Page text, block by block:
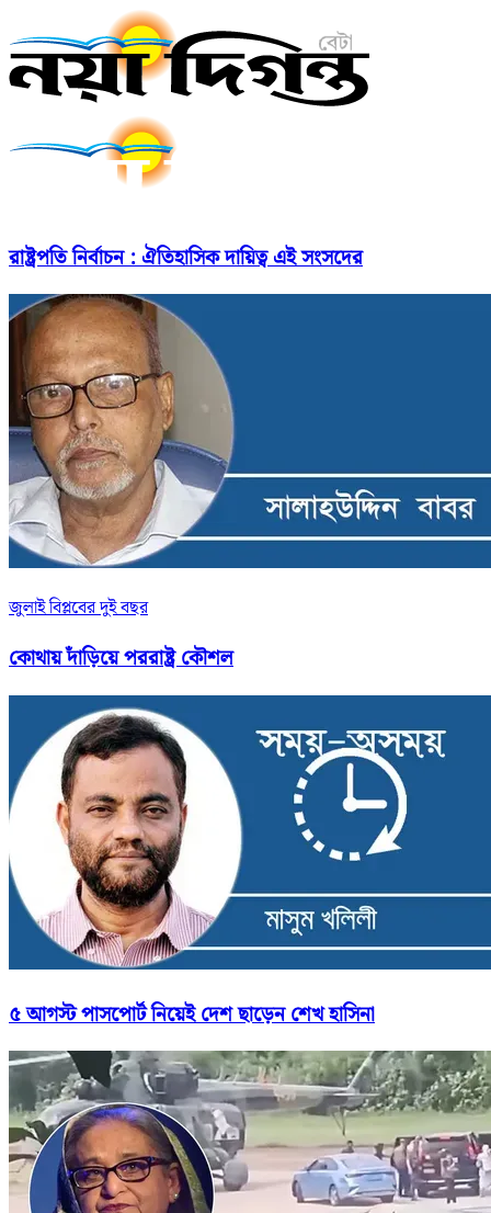
রাষ্ট্রপতি নির্বাচন : ঐতিহাসিক দায়িত্ব এই সংসদের
জুলাই বিপ্লবের দুই বছর
কোথায় দাঁড়িয়ে পররাষ্ট্র কৌশল
৫ আগস্ট পাসপোর্ট নিয়েই দেশ ছাড়েন শেখ হাসিনা